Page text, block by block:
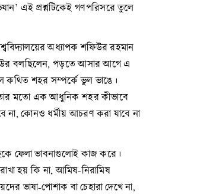
এই প্রশ্নটিকেই গণপরিসরে তুলে
অধ্যাপক শফিউর রহমান
বলছিলেন, পড়তে আসার আগে এ
কথিত শহর সম্পর্কে ভুল ভাঙে।
মতো এক আধুনিক শহর কীভাবে
না, কোনও ধর্মীয় আচরণ করা যাবে না
ফেলা ভাবনাগুলোই কাজ করে।
হয় কি না, আমিষ-নিরামিষ
ভাষা-পোশাক বা চেহারা দেখে না,